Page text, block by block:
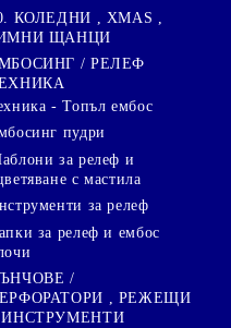
КОЛЕДНИ , XMAS ,
ЩАНЦИ
/ РЕЛЕФ
- Топъл ембос
пудри
за релеф и
с мастила
за релеф
за релеф и ембос
/
, РЕЖЕЩИ
ИНСТРУМЕНТИ